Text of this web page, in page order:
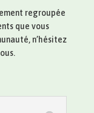
regroupée
que vous
n’hésitez